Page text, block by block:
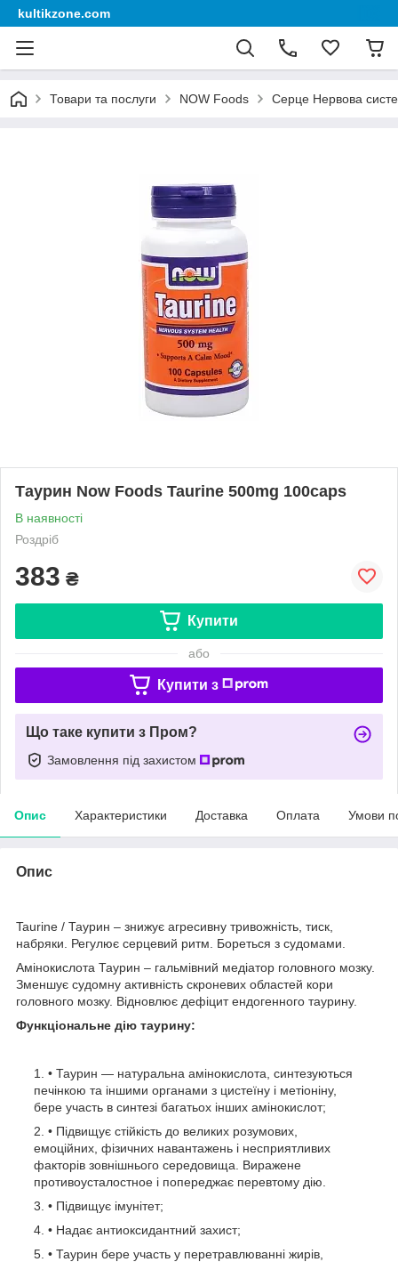
kultikzone.com
Товари та послуги NOW Foods Серце Нервова
Таурин Now Foods Taurine 500mg 100caps
В наявності
Роздріб
383 ₴
Купити
або
Купити з
Що таке купити з Пром?
Замовлення під захистом
Опис Характеристики Доставка Оплата Умови
Опис
Taurine / Таурин – знижує агресивну тривожність, тиск,
набряки. Регулює серцевий ритм. Бореться з судомами.
Амінокислота Таурин – гальмівний медіатор головного мозку.
Зменшує судомну активність скроневих областей кори
головного мозку. Відновлює дефіцит ендогенного таурину.
Функціональне дію таурину:
• Таурин — натуральна амінокислота, синтезуються
печінкою та іншими органами з цистеїну і метіоніну,
бере участь в синтезі багатьох інших амінокислот;
• Підвищує стійкість до великих розумових,
емоційних, фізичних навантажень і несприятливих
факторів зовнішнього середовища. Виражене
противоусталостное і попереджає перевтому дію.
• Підвищує імунітет;
• Надає антиоксидантний захист;
• Таурин бере участь у перетравлюванні жирів,